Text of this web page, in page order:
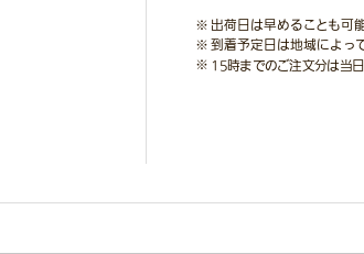
出荷日は早めることも可
到着予定日は地域によっ
15時までのご注文分は当